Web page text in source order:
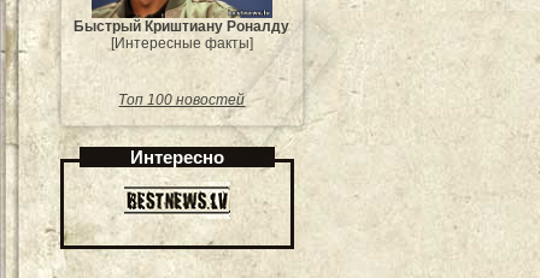
Быстрый Криштиану Роналду
[Интересные факты]
Топ 100 новостей
Интересно